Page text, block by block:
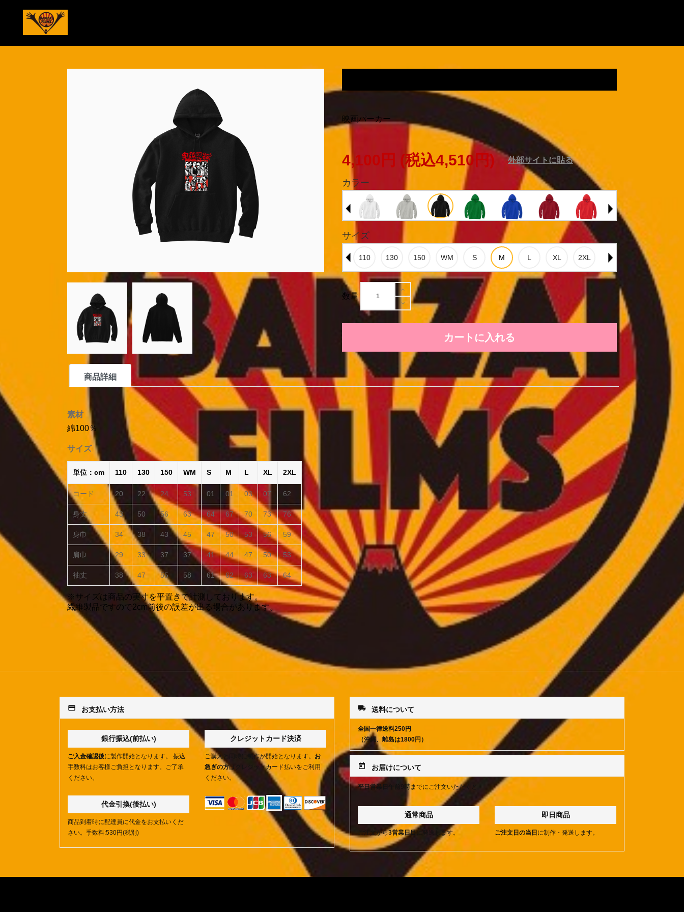
映画パーカー
4,100円 (税込4,510円) 外部サイトに貼る
カラー
サイズ
数量
カートに入れる
商品詳細
素材
綿100％
サイズ
単位：cm 110 130 150 WM S M L XL 2XL
コード 20 22 24 53 01 01 03 07 62
身丈 43 50 56 63 64 67 70 73 76
身巾 34 38 43 45 47 50 53 56 59
肩巾 29 33 37 37 41 44 47 50 53
袖丈 38 47 55 58 61 62 63 63 64
※サイズは商品の実寸を平置きで計測しております。
繊維製品ですので2cm前後の誤差が出る場合があります。
payment お支払い方法
銀行振込(前払い)
ご入金確認後に製作開始となります。 振込
手数料はお客様ご負担となります。ご了承
ください。
代金引換(後払い)
商品到着時に配達員に代金をお支払いくだ
さい。手数料:530円(税別)
クレジットカード決済
ご購入と同時に制作が開始となります。 お
急ぎの方はクレジットカード払いをご利用
ください。
local_shipping 送料について
全国一律送料250円
（沖縄、離島は1800円）
today お届けについて
平日営業日午前9時までにご注文いただくと
通常商品
ご注文から3営業日目に発送します。
即日商品
ご注文日の当日 に制作・発送します。